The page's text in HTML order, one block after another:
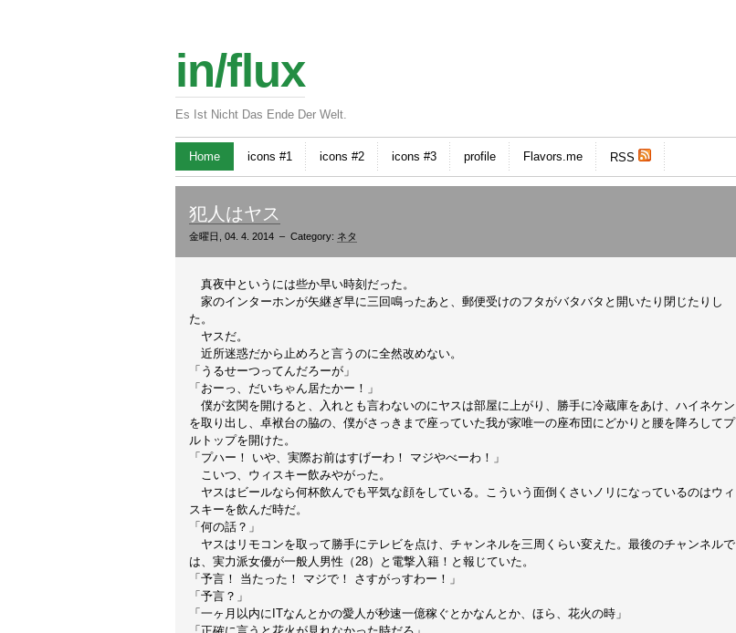
in/flux
Es Ist Nicht Das Ende Der Welt.
Home icons #1 icons #2 icons #3 profile Flavors.me RSS
犯人はヤス
金曜日, 04. 4. 2014 – Category: ネタ
真夜中というには些か早い時刻だった。
家のインターホンが矢継ぎ早に三回鳴ったあと、郵便受けのフタがバタバタと開いたり閉じたりし
た。
ヤスだ。
近所迷惑だから止めろと言うのに全然改めない。
「うるせーつってんだろーが」
「おーっ、だいちゃん居たかー！」
僕が玄関を開けると、入れとも言わないのにヤスは部屋に上がり、勝手に冷蔵庫をあけ、ハイネケン
を取り出し、卓袱台の脇の、僕がさっきまで座っていた我が家唯一の座布団にどかりと腰を降ろしてプ
ルトップを開けた。
「プハー！ いや、実際お前はすげーわ！ マジやべーわ！」
こいつ、ウィスキー飲みやがった。
ヤスはビールなら何杯飲んでも平気な顔をしている。こういう面倒くさいノリになっているのはウィ
スキーを飲んだ時だ。
「何の話？」
ヤスはリモコンを取って勝手にテレビを点け、チャンネルを三周くらい変えた。最後のチャンネルで
は、実力派女優が一般人男性（28）と電撃入籍！と報じていた。
「予言！ 当たった！ マジで！ さすがっすわー！」
「予言？」
「一ヶ月以内にITなんとかの愛人が秒速一億稼ぐとかなんとか、ほら、花火の時」